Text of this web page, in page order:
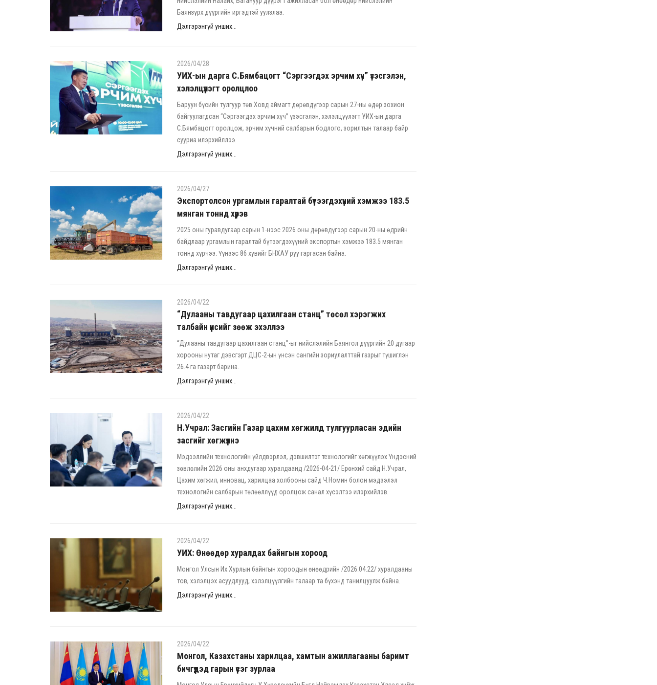
Баянзүрх дүүргийн иргэдтэй уулзлаа.
Дэлгэрэнгүй унших...
2026/04/28
УИХ-ын дарга С.Бямбацогт “Сэргээгдэх эрчим хүч” үзэсгэлэн,
хэлэлцүүлэгт оролцлоо
Баруун бүсийн тулгуур төв Ховд аймагт дөрөвдүгээр сарын 27-ны өдөр зохион
байгуулагдсан “Сэргээгдэх эрчим хүч” үзэсгэлэн, хэлэлцүүлэгт УИХ-ын дарга
С.Бямбацогт оролцож, эрчим хүчний салбарын бодлого, зорилтын талаар байр
сууриа илэрхийллээ.
Дэлгэрэнгүй унших...
2026/04/27
Экспортолсон ургамлын гаралтай бүтээгдэхүүний хэмжээ 183.5
мянган тоннд хүрэв
2025 оны гуравдугаар сарын 1-нээс 2026 оны дөрөвдүгээр сарын 20-ны өдрийн
байдлаар ургамлын гаралтай бүтээгдэхүүний экспортын хэмжээ 183.5 мянган
тоннд хүрчээ. Үүнээс 86 хувийг БНХАУ руу гаргасан байна.
Дэлгэрэнгүй унших...
2026/04/22
“Дулааны тавдугаар цахилгаан станц” төсөл хэрэгжих
талбайн үнсийг зөөж эхэллээ
“Дулааны тавдугаар цахилгаан станц”-ыг нийслэлийн Баянгол дүүргийн 20 дугаар
хорооны нутаг дэвсгэрт ДЦС-2-ын үнсэн сангийн зориулалттай газрыг түшиглэн
26.4 га газарт барина.
Дэлгэрэнгүй унших...
2026/04/22
Н.Учрал: Засгийн Газар цахим хөгжилд тулгуурласан эдийн
засгийг хөгжүүлнэ
Мэдээллийн технологийн үйлдвэрлэл, дэвшилтэт технологийг хөгжүүлэх Үндэсний
зөвлөлийн 2026 оны анхдугаар хуралдаанд /2026-04-21/ Ерөнхий сайд Н.Учрал,
Цахим хөгжил, инновац, харилцаа холбооны сайд Ч.Номин болон мэдээлэл
технологийн салбарын төлөөллүүд оролцож санал хүсэлтээ илэрхийлэв.
Дэлгэрэнгүй унших...
2026/04/22
УИХ: Өнөөдөр хуралдах байнгын хороод
Монгол Улсын Их Хурлын байнгын хороодын өнөөдрийн /2026.04.22/ хуралдааны
тов, хэлэлцэх асуудлууд, хэлэлцүүлгийн талаар та бүхэнд танилцуулж байна.
Дэлгэрэнгүй унших...
2026/04/22
Монгол, Казахстаны харилцаа, хамтын ажиллагааны баримт
бичгүүдэд гарын үсэг зурлаа